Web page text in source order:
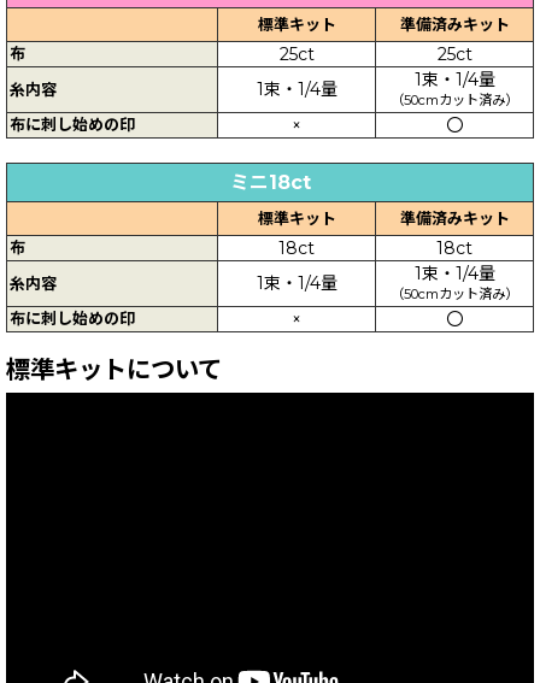
標準キット
準備済みキット
布
25ct 25ct
糸内容 1束・1/4量 1束・1/4量
（50cmカット済み）
布に刺し始めの印 × 〇
ミニ18ct
標準キット
準備済みキット
布
18ct 18ct
糸内容 1束・1/4量 1束・1/4量
（50cmカット済み）
布に刺し始めの印 × 〇
標準キットについて